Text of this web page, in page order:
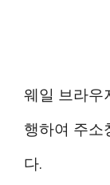
웨일 브라우
행하여 주소
다.